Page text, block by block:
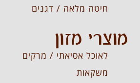
חיטה מלאה / דגנים
מוצרי מזון
לאוכל אסיאתי / מרקים
משקאות